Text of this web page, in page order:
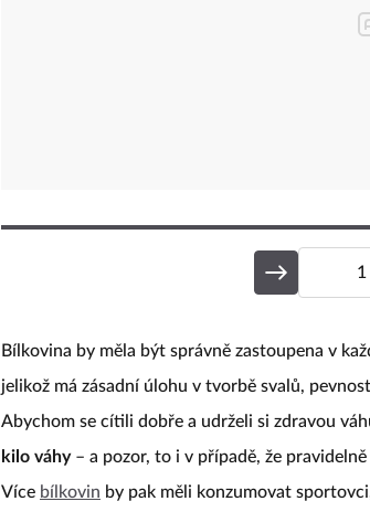
1
Bílkovina by měla být správně zastoupena v
jelikož má zásadní úlohu v tvorbě svalů,
Abychom se cítili dobře a udrželi si zdravou
kilo váhy– a pozor, to i v případě, že
Více bílkovin by pak měli konzumovat